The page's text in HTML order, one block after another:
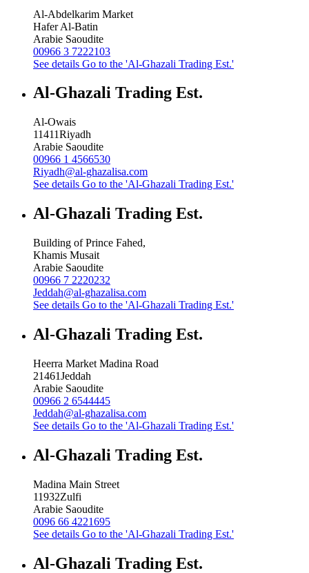
Al-Abdelkarim Market
Hafer Al-Batin
Arabie Saoudite
00966 3 7222103
See details Go to the 'Al-Ghazali Trading Est.'
Al-Ghazali Trading Est.
Al-Owais
11411Riyadh
Arabie Saoudite
00966 1 4566530
Riyadh@al-ghazalisa.com
See details Go to the 'Al-Ghazali Trading Est.'
Al-Ghazali Trading Est.
Building of Prince Fahed,
Khamis Musait
Arabie Saoudite
00966 7 2220232
Jeddah@al-ghazalisa.com
See details Go to the 'Al-Ghazali Trading Est.'
Al-Ghazali Trading Est.
Heerra Market Madina Road
21461Jeddah
Arabie Saoudite
00966 2 6544445
Jeddah@al-ghazalisa.com
See details Go to the 'Al-Ghazali Trading Est.'
Al-Ghazali Trading Est.
Madina Main Street
11932Zulfi
Arabie Saoudite
0096 66 4221695
See details Go to the 'Al-Ghazali Trading Est.'
Al-Ghazali Trading Est.